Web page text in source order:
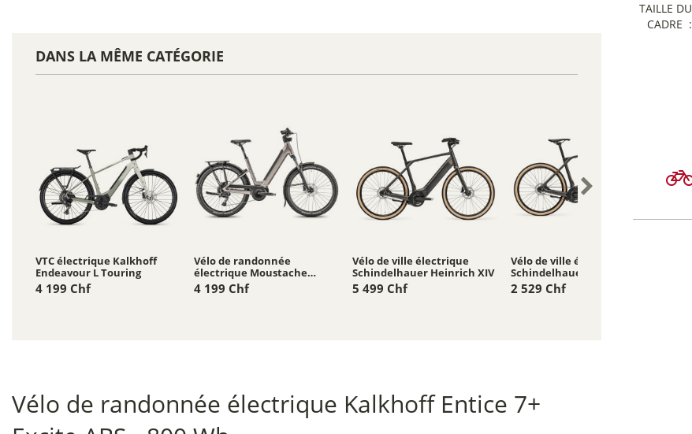
TAILLE DU
CADRE :
DANS LA MÊME CATÉGORIE
VTC électrique Kalkhoff
Endeavour L Touring
4 199 Chf
Vélo de randonnée
électrique Moustache
Xroad 4 - 800 Wh
4 199 Chf
Vélo de ville électrique
Schindelhauer Heinrich XIV
5 499 Chf
Vélo de ville électrique
Schindelhauer Heinrich 1.0
2 529 Chf
Vélo de randonnée électrique Kalkhoff Entice 7+